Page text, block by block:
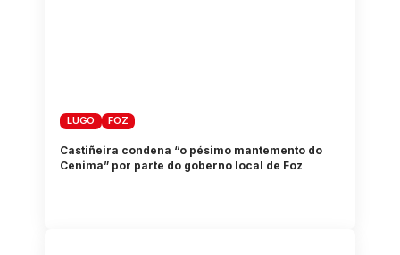
LUGO FOZ
Castiñeira condena “o pésimo mantemento do
Cenima” por parte do goberno local de Foz